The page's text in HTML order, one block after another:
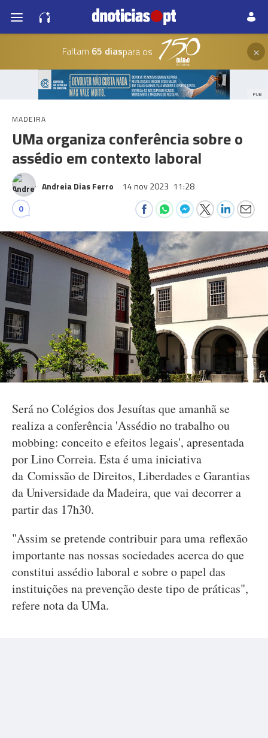
Faltam 65 diaspara os ×
PUB
MADEIRA
UMa organiza conferência sobre o
assédio em contexto laboral
Andreia Dias Ferro 14 nov 2023 11:28
0
Será no Colégios dos Jesuítas que amanhã se
realiza a conferência 'Assédio no trabalho ou
mobbing: conceito e efeitos legais', apresentada
por Lino Correia. Esta é uma iniciativa
da Comissão de Direitos, Liberdades e Garantias
da Universidade da Madeira, que vai decorrer a
partir das 17h30.
"Assim se pretende contribuir para uma reflexão
importante nas nossas sociedades acerca do que
constitui assédio laboral e sobre o papel das
instituições na prevenção deste tipo de práticas",
refere nota da UMa.